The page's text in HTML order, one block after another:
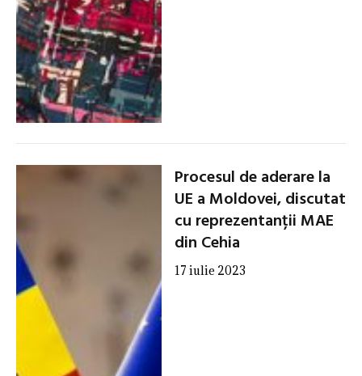
Procesul de aderare la
UE a Moldovei, discutat
cu reprezentanții MAE
din Cehia
17 iulie 2023